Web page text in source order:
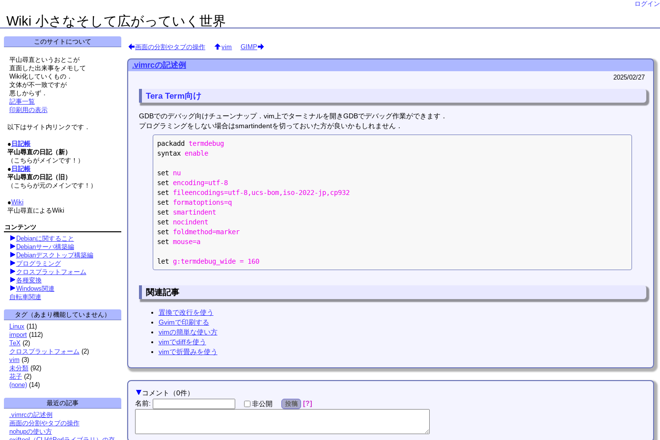
ログイン
Wiki 小さなそして広がっていく世界
画面の分割やタブの操作 vim GIMP
.vimrcの記述例
2025/02/27
Tera Term向け
GDBでのデバッグ向けチューンナップ．vim上でターミナルを開きGDBでデバッグ作業ができます．
プログラミングをしない場合はsmartindentを切っておいた方が良いかもしれません．
packadd
termdebug
syntax enable
set
nu
set
encoding=utf-8
set
fileencodings=utf-8,ucs-bom,iso-2022-jp,cp932
set
formatoptions=q
set
smartindent
set
nocindent
set
foldmethod=marker
set mouse=a
let g:termdebug_wide = 160
関連記事
置換で改行を使う
Gvimで印刷する
vimの簡単な使い方
vimでdiffを使う
vimで折畳みを使う
コメント （0件）
名前: 非公開 投稿 ?
このサイトについて
平山尋直というおとこが
直面した出来事をメモして
Wiki化していくもの．
文体が不一致ですが
悪しからず．
記事一覧
印刷用の表示
以下はサイト内リンクです．
● 日記帳
平山尋直の日記（新）
（こちらがメインです！）
● 日記帳
平山尋直の日記（旧）
（こちらが元のメインです！）
●Wiki
平山尋直によるWiki
コンテンツ
Debianに関すること
Debianサーバ構築編
Debianデスクトップ構築編
プログラミング
クロスプラットフォーム
各種変換
Windows関連
自転車関連
タグ（あまり機能していません）
Linux (11)
import (112)
TeX (2)
クロスプラットフォーム (2)
vim (3)
未分類 (92)
花子 (2)
(none) (14)
最近の記事
.vimrcの記述例
画面の分割やタブの操作
nohupの使い方